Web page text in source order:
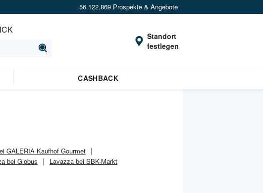
56.122.869 Prospekte & Angebote
Standort
festlegen
deiner Nähezu sehen.
CASHBACK
GALERIA Kaufhof Gourmet
bei Globus Lavazza bei SBK-Markt